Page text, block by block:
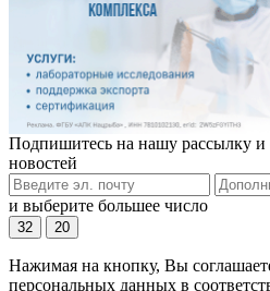
Подпишитесь на нашу рассылку и
новостей
и выберите большее число
32 20
Нажимая на кнопку, Вы
персональных данных в